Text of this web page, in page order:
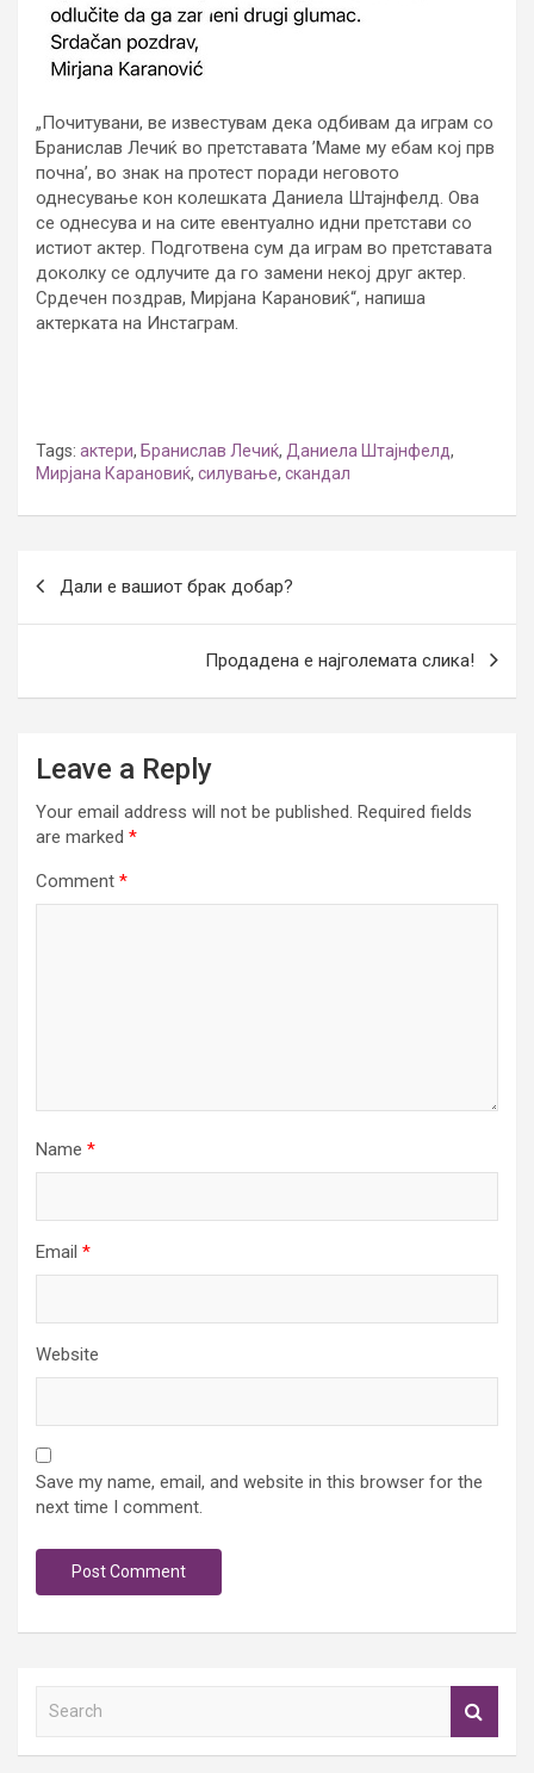
„Почитувани, ве известувам дека одбивам да играм со
Бранислав Лечиќ во претставата ’Маме му ебам кој прв
почна’, во знак на протест поради неговото
однесување кон колешката Даниела Штајнфелд. Ова
се однесува и на сите евентуално идни претстави со
истиот актер. Подготвена сум да играм во претставата
доколку се одлучите да го замени некој друг актер.
Срдечен поздрав, Мирјана Карановиќ“, напиша
актерката на Инстаграм.
Tags: актери, Бранислав Лечиќ, Даниела Штајнфелд,
Мирјана Карановиќ, силување, скандал
navigation
Дали е вашиот брак добар?
Продадена е најголемата слика!
Leave a Reply
Your email address will not be published. Required fields
are marked *
Comment *
Name *
Email *
Website
Save my name, email, and website in this browser for the
next time I comment.